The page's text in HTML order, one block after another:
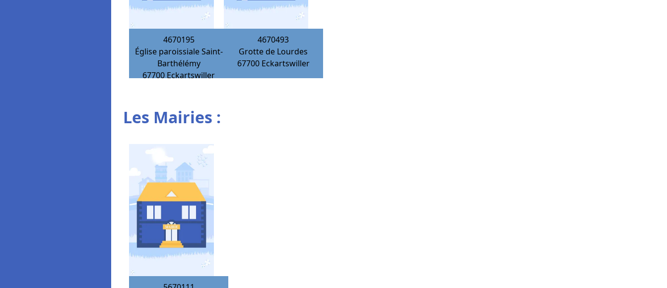
4670195
Église paroissiale Saint-
Barthélémy
67700 Eckartswiller
4670493
Grotte de Lourdes
67700 Eckartswiller
Les Mairies :